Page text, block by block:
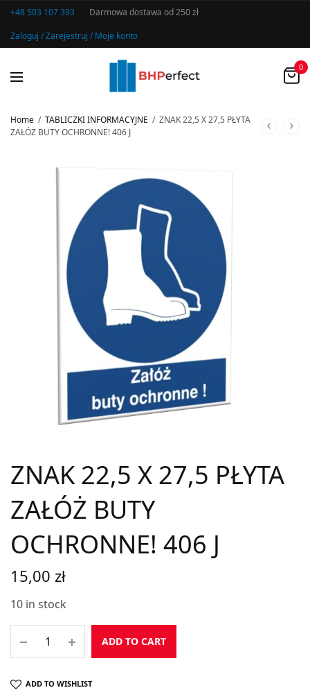
+48 503 107 393 Darmowa dostawa od 250 zł
Zaloguj / Zarejestruj / Moje konto
0
Home / TABLICZKI INFORMACYJNE / ZNAK 22,5 X 27,5 PŁYTA
ZAŁÓŻ BUTY OCHRONNE! 406 J
ZNAK 22,5 X 27,5 PŁYTA
ZAŁÓŻ BUTY
OCHRONNE! 406 J
15,00 zł
10 in stock
ADD TO CART
ADD TO WISHLIST